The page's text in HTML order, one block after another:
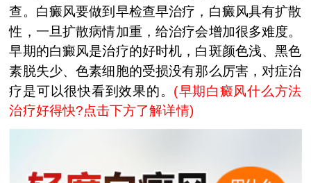
查。白癜风要做到早检查早治疗，白癜风具有扩散
性，一旦扩散病情加重，给治疗会增加很多难度。
早期的白癜风是治疗的好时机，白斑颜色浅、黑色
素脱失少、色素细胞的受损没有那么厉害，对症治
疗是可以很快看到效果的。 (早期白癜风什么方法
治疗好得快?点击下方了解详情)